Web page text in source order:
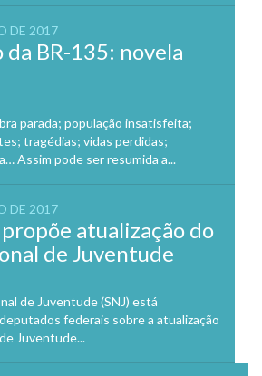
DE 2017
da BR-135: novela
parada; população insatisfeita;
tragédias; vidas perdidas;
Assim pode ser resumida a...
DE 2017
atualização do
de Juventude
de Juventude (SNJ) está
federais sobre a atualização
Juventude...